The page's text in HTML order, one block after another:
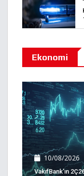
Ekonomi
10/08/2026
VakıfBank'ın